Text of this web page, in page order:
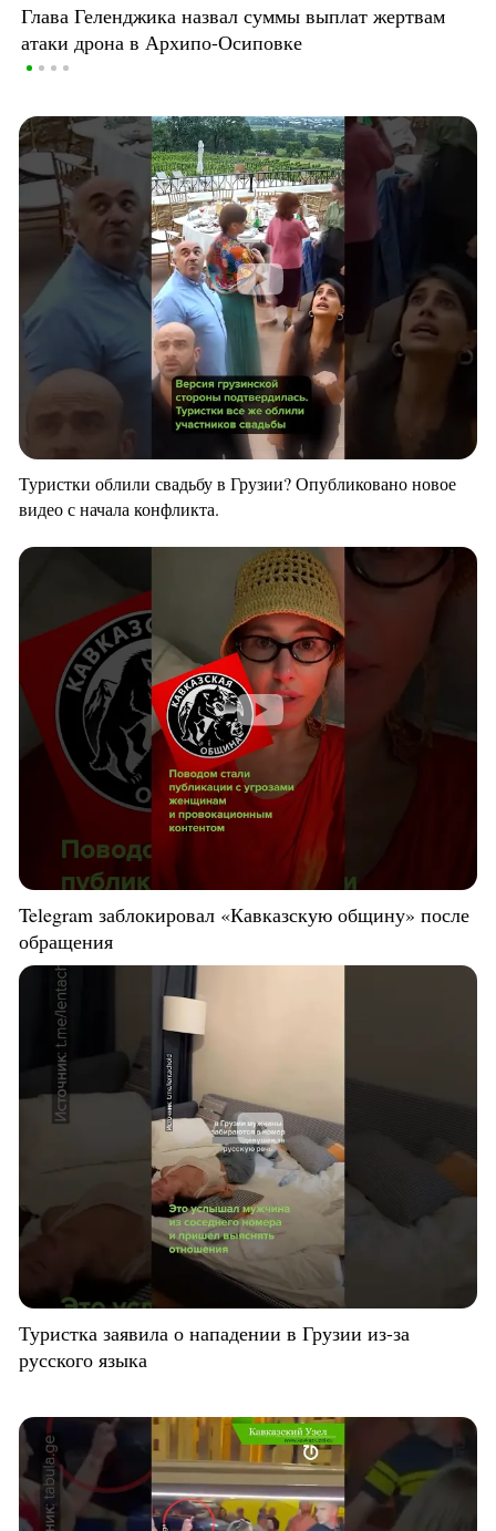
Глава Геленджика назвал суммы выплат жертвам
атаки дрона в Архипо-Осиповке
Туристки облили свадьбу в Грузии? Опубликовано новое
видео с начала конфликта.
Telegram заблокировал «Кавказскую общину» после
обращения
Туристка заявила о нападении в Грузии из-за
русского языка